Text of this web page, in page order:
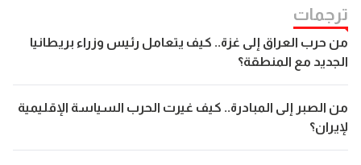
ترجمات
من حرب العراق إلى غزة.. كيف يتعامل رئيس وزراء بريطانيا
الجديد مع المنطقة؟
من الصبر إلى المبادرة.. كيف غيرت الحرب السياسة الإقليمية
لإيران؟